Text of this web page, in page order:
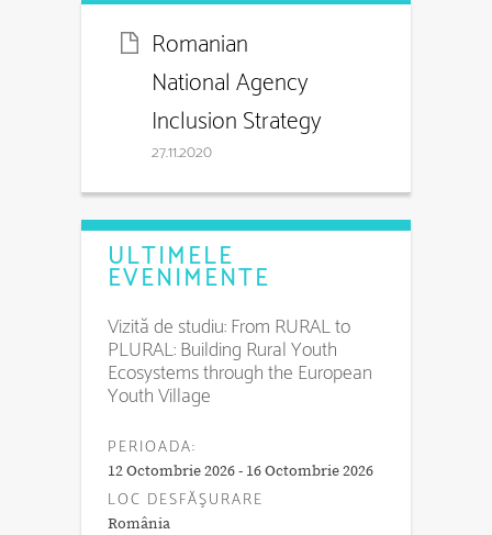
Romanian
National Agency
Inclusion Strategy
27.11.2020
ULTIMELE
EVENIMENTE
Vizită de studiu: From RURAL to
PLURAL: Building Rural Youth
Ecosystems through the European
Youth Village
PERIOADA:
12 Octombrie 2026 - 16 Octombrie 2026
LOC DESFĂŞURARE
România